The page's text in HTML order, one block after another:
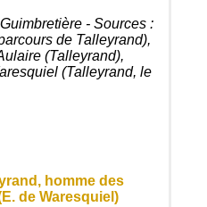
- Sources :
de Talleyrand),
(Talleyrand),
(Talleyrand, le
homme des
de Waresquiel)